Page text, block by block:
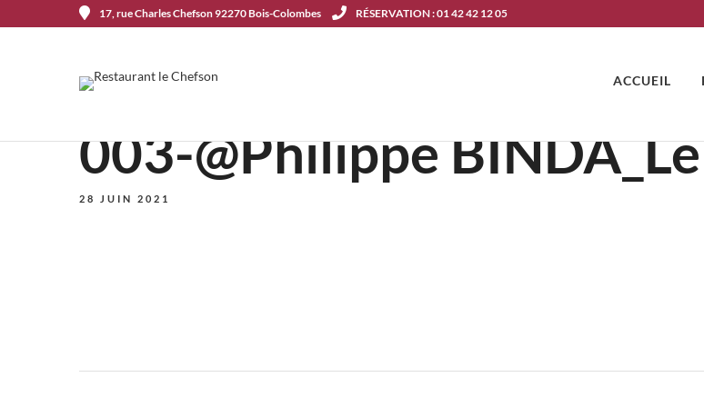
17, rue Charles Chefson 92270 Bois-Colombes RÉSERVATION : 01 42 42 12 05
ACCUEIL
003-@Philippe
28 JUIN 2021